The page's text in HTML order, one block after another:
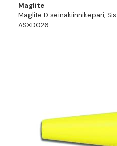
Maglite
Maglite D seinäkiinnikepari,
ASXD026